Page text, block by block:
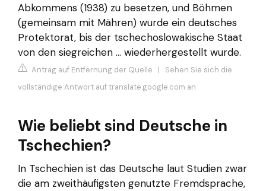
Abkommens (1938) zu besetzen, und Böhmen
(gemeinsam mit Mähren) wurde ein deutsches
Protektorat, bis der tschechoslowakische Staat
von den siegreichen ... wiederhergestellt wurde.
Antrag auf Entfernung der Quelle | Sehen Sie sich die
vollständige Antwort auf translate.google.com an
Wie beliebt sind Deutsche in
Tschechien?
In Tschechien ist das Deutsche laut Studien zwar
die am zweithäufigsten genutzte Fremdsprache,